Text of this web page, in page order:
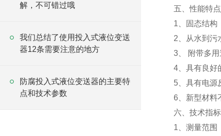
解，不可错过哦
我们总结了使用投入式液位变送
器12条需要注意的地方
防腐投入式液位变送器的主要特
点和技术参数
五、性能特
1、固态结构
2、从水到污
3、 附带多
4、具有良好
5、具有电源
6、新型材料
六、技术指
1、测量范围